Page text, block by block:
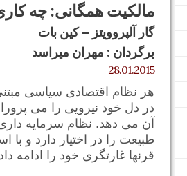
مالکیت همگانی: چه
گار آلپروویتز – کین بات
برگردان : مهران میراسد
28.01.2015
هر نظام اقتصادی سیاسی
در دل خود نیرویی را می
آن می دهد. نظام سرمایه
طبیعت را در اختیار دارد و با
قرنها غارتگری خود را ادامه